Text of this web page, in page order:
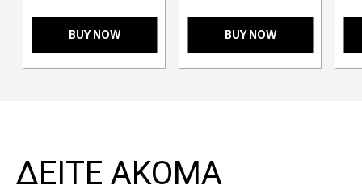
BUY NOW BUY NOW
ΔΕΙΤΕ ΑΚΟΜΑ